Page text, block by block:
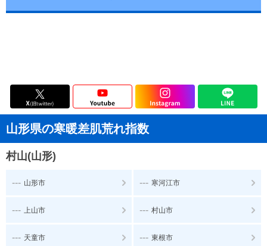
山形県の寒暖差肌荒れ指数
村山(山形)
--- 山形市 --- 寒河江市
--- 上山市 --- 村山市
--- 天童市 --- 東根市